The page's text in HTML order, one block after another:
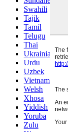
Swahili
Tajik
Tamil
Telugu
Thai
Ukrainian
Urdu
Uzbek
Vietnamese
Welsh
Xhosa
Yiddish
Yoruba
Zulu